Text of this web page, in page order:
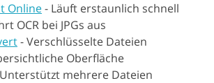
Online- Läuft erstaunlich schnell
OCR bei JPGs aus
-Verschlüsselte Dateien
Oberfläche
Unterstützt mehrere Dateien